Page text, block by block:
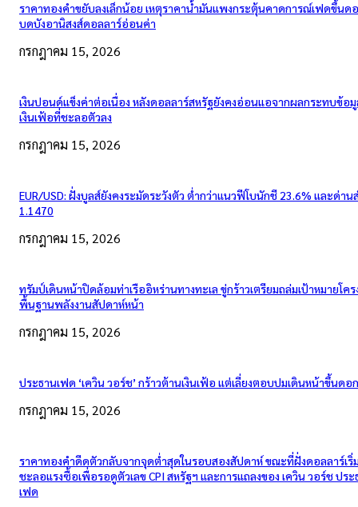
ราคาทองคำขยับลงเล็กน้อย เหตุราคาน้ำมันแพงกระตุ้นคาดการณ์เฟดขึ้นด
บดบังอานิสงส์ดอลลาร์อ่อนค่า
กรกฎาคม 15, 2026
เงินปอนด์แข็งค่าต่อเนื่อง หลังดอลลาร์สหรัฐยังคงอ่อนแอจากผลกระทบข้อ
เงินเฟ้อที่ชะลอตัวลง
กรกฎาคม 15, 2026
EUR/USD: ฝั่งบูลส์ยังคงระมัดระวังตัว ต่ำกว่าแนวฟีโบนักชี 23.6% และด่า
1.1470
กรกฎาคม 15, 2026
ทรัมป์เดินหน้าปิดล้อมท่าเรืออิหร่านทางทะเล ขู่กร้าวเตรียมถล่มเป้าหมายโคร
พื้นฐานพลังงานสัปดาห์หน้า
กรกฎาคม 15, 2026
ประธานเฟด ‘เควิน วอร์ช’ กร้าวต้านเงินเฟ้อ แต่เลี่ยงตอบปมเดินหน้าขึ้นดอ
กรกฎาคม 15, 2026
ราคาทองคำดีดตัวกลับจากจุดต่ำสุดในรอบสองสัปดาห์ ขณะที่ฝั่งดอลลาร์เริ่
ชะลอแรงซื้อเพื่อรอดูตัวเลข CPI สหรัฐฯ และการแถลงของ เควิน วอร์ช ประ
เฟด